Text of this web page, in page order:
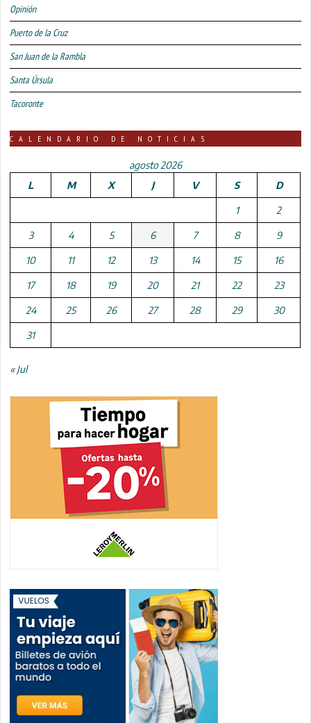
Opinión
Puerto de la Cruz
San Juan de la Rambla
Santa Úrsula
Tacoronte
CALENDARIO DE NOTICIAS
agosto 2026
L
M X J V S D
1 2
3 4 5 6 7 8 9
10 11 12 13 14 15 16
17 18 19 20 21 22 23
24 25 26 27 28 29 30
31
« Jul